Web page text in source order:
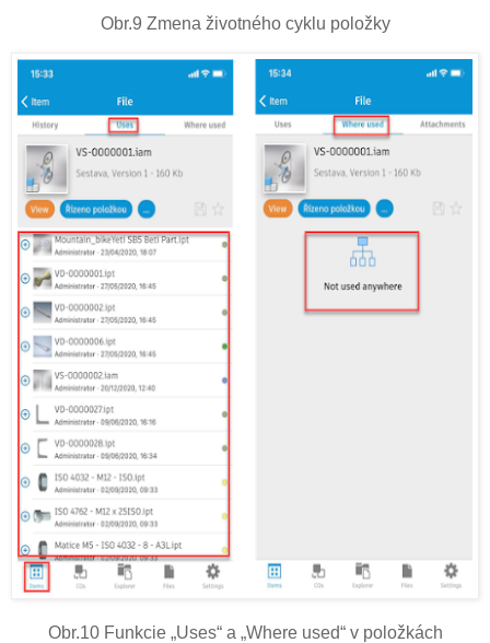
Obr.9 Zmena životného cyklu položky
Obr.10 Funkcie „Uses“ a „Where used“ v položkách